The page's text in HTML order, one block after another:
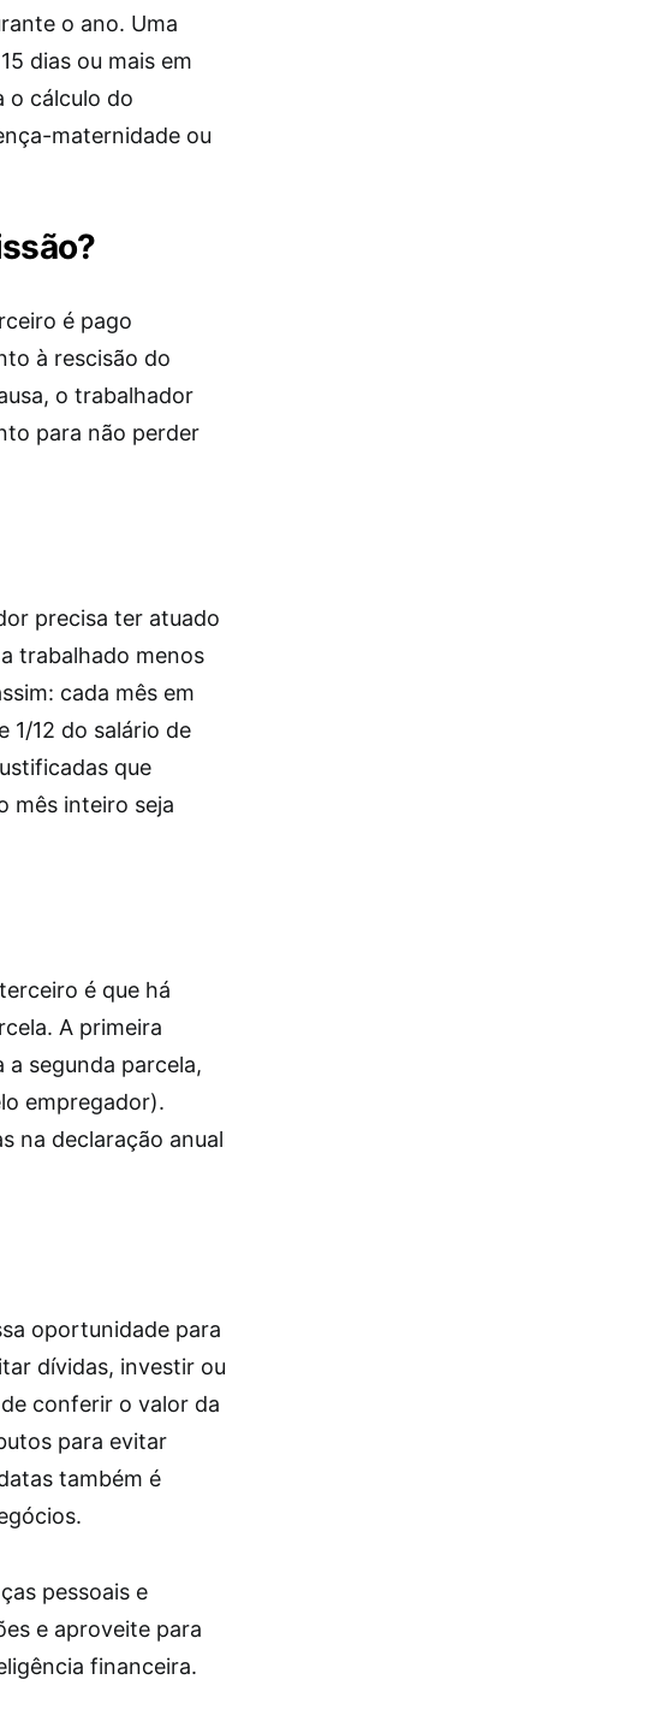
o ano. Uma
dias ou mais em
o cálculo do
maternidade ou
é pago
à rescisão do
o trabalhador
para não perder
precisa ter atuado
trabalhado menos
cada mês em
1/12 do salário de
que
mês inteiro seja
é que há
A primeira
segunda parcela,
empregador).
na declaração anual
oportunidade para
dívidas, investir ou
conferir o valor da
para evitar
também é
pessoais e
e aproveite para
financeira.